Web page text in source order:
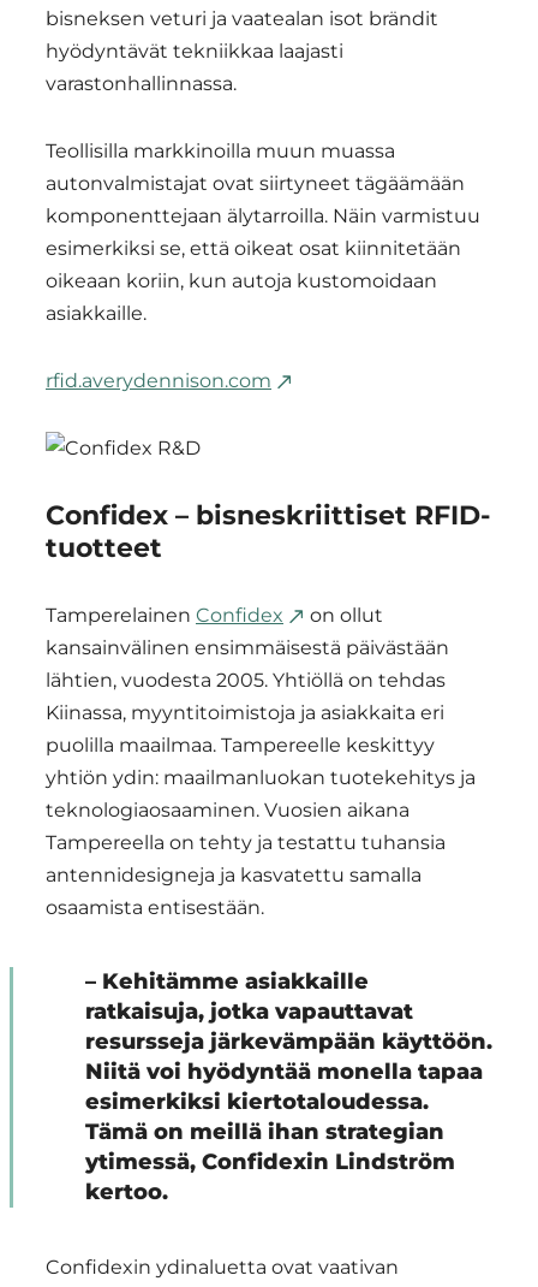
bisneksen veturi ja vaatealan isot brändit
hyödyntävät tekniikkaa laajasti
varastonhallinnassa.
Teollisilla markkinoilla muun muassa
autonvalmistajat ovat siirtyneet tägäämään
komponenttejaan älytarroilla. Näin varmistuu
esimerkiksi se, että oikeat osat kiinnitetään
oikeaan koriin, kun autoja kustomoidaan
asiakkaille.
rfid.averydennison.com
Confidex – bisneskriittiset RFID-
tuotteet
Tamperelainen Confidex
on ollut
kansainvälinen ensimmäisestä päivästään
lähtien, vuodesta 2005. Yhtiöllä on tehdas
Kiinassa, myyntitoimistoja ja asiakkaita eri
puolilla maailmaa. Tampereelle keskittyy
yhtiön ydin: maailmanluokan tuotekehitys ja
teknologiaosaaminen. Vuosien aikana
Tampereella on tehty ja testattu tuhansia
antennidesigneja ja kasvatettu samalla
osaamista entisestään.
– Kehitämme asiakkaille
ratkaisuja, jotka vapauttavat
resursseja järkevämpään käyttöön.
Niitä voi hyödyntää monella tapaa
esimerkiksi kiertotaloudessa.
Tämä on meillä ihan strategian
ytimessä, Confidexin Lindström
kertoo.
Confidexin ydinaluetta ovat vaativan